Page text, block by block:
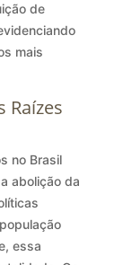
de
mais
Raízes
no Brasil
abolição da
essa